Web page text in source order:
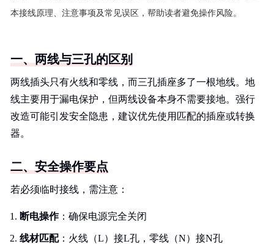
本接线原理、注意事项及常见误区，帮助读者避免操作风险。
一、两线与三孔的区别
两线插头只有火线和零线，而三孔插座多了一根地线。地
线主要用于漏电保护，但两线设备本身不需要接地。强行
改造可能引发安全隐患，建议优先使用匹配的插座或转换
器。
二、安全操作要点
若必须临时接线，需注意：
断电操作：确保电源完全关闭
线材匹配：火线（L）接L孔，零线（N）接N孔